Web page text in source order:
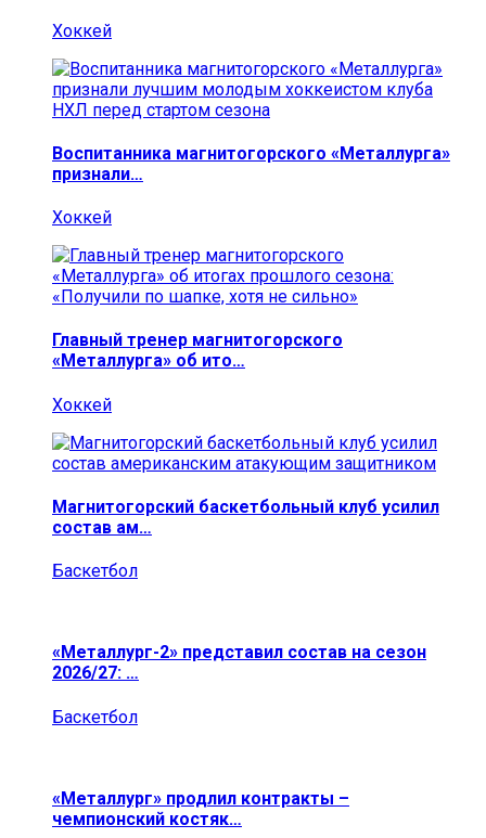
Хоккей
Воспитанника магнитогорского «Металлурга»
признали…
Хоккей
Главный тренер магнитогорского
«Металлурга» об ито…
Хоккей
Магнитогорский баскетбольный клуб усилил
состав ам…
Баскетбол
«Металлург-2» представил состав на сезон
2026/27: …
Баскетбол
«Металлург» продлил контракты –
чемпионский костяк…